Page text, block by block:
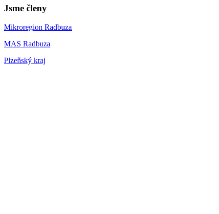
Jsme členy
Mikroregion Radbuza
MAS Radbuza
Plzeňský kraj